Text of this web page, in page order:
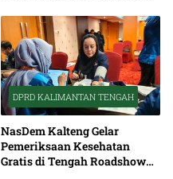
DPRD KALIMANTAN TENGAH
NasDem Kalteng Gelar
Pemeriksaan Kesehatan
Gratis di Tengah Roadshow